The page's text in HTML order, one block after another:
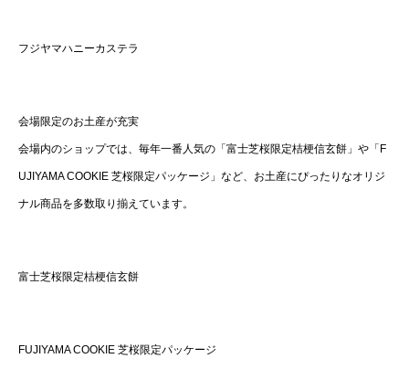
フジヤマハニーカステラ
会場限定のお土産が充実
会場内のショップでは、毎年一番人気の「富士芝桜限定桔梗信玄餅」や「F
UJIYAMA COOKIE 芝桜限定パッケージ」など、お土産にぴったりなオリジ
ナル商品を多数取り揃えています。
富士芝桜限定桔梗信玄餅
FUJIYAMA COOKIE 芝桜限定パッケージ